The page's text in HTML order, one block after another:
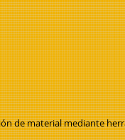
de material mediante